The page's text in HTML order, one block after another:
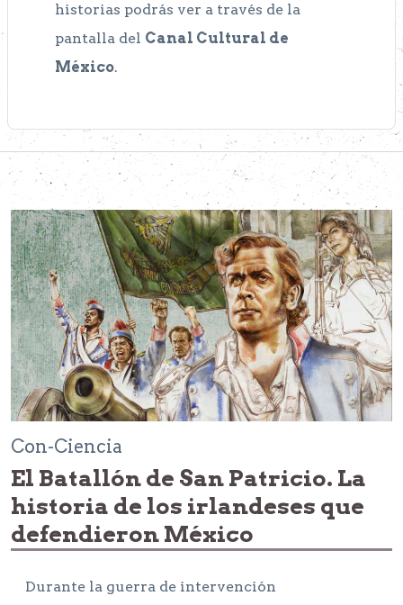
historias podrás ver a través de la
pantalla del Canal Cultural de
México.
Con-Ciencia
El Batallón de San Patricio. La
historia de los irlandeses que
defendieron México
Durante la guerra de intervención